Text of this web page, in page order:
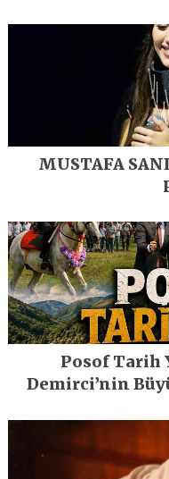
MUSTAFA
Posof Tarih
Demirci’nin